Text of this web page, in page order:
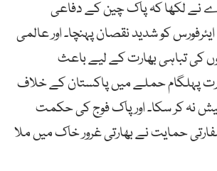
نے لکھا کہ پاک چین کے دفاعی
کو شدید نقصان پہنچا۔ اور عالمی
کی تباہی بھارت کے لیے باعث
پہلگام حملے میں پاکستان کے خلاف
نہ کر سکا۔ اور پاک فوج کی حکمت
حمایت نے بھارتی غرور خاک میں ملا